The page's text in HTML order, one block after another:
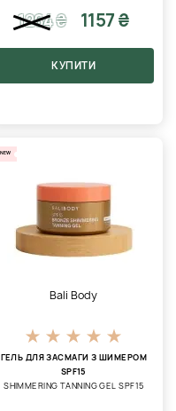
1264₴ 1157 ₴
КУПИТИ
NEW
Bali Body
ГЕЛЬ ДЛЯ ЗАСМАГИ З ШИМЕРОМ
SPF15
SHIMMERING TANNING GEL SPF15